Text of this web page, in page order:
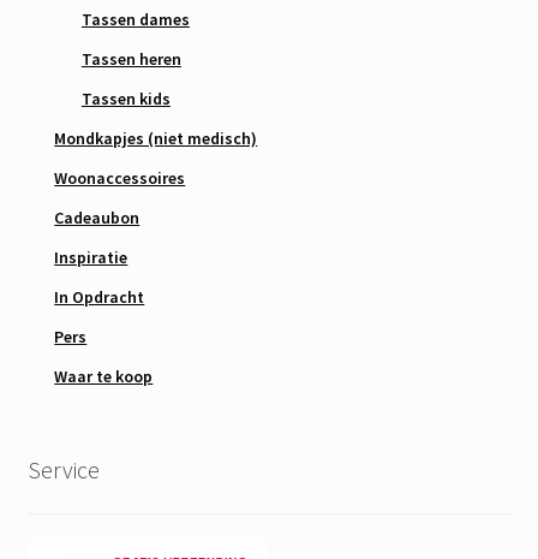
Tassen dames
Tassen heren
Tassen kids
Mondkapjes (niet medisch)
Woonaccessoires
Cadeaubon
Inspiratie
In Opdracht
Pers
Waar te koop
Service